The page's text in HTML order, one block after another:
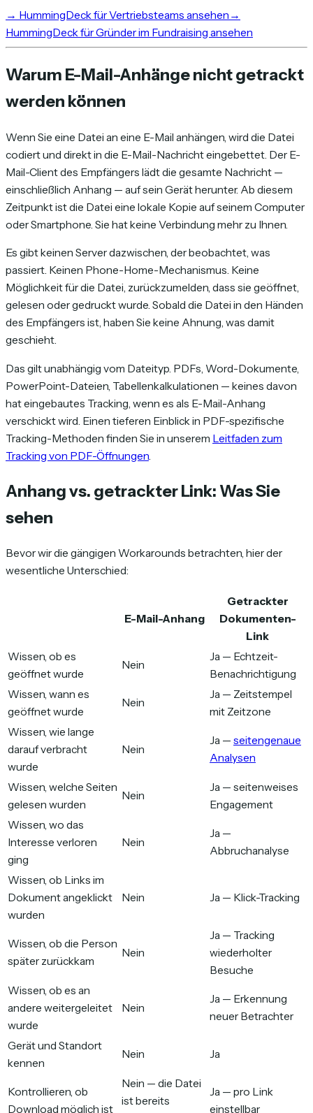
→ HummingDeck für Vertriebsteams ansehen →
HummingDeck für Gründer im Fundraising ansehen
Warum E-Mail-Anhänge nicht getrackt
werden können
Wenn Sie eine Datei an eine E-Mail anhängen, wird die Datei
codiert und direkt in die E-Mail-Nachricht eingebettet. Der E-
Mail-Client des Empfängers lädt die gesamte Nachricht —
einschließlich Anhang — auf sein Gerät herunter. Ab diesem
Zeitpunkt ist die Datei eine lokale Kopie auf seinem Computer
oder Smartphone. Sie hat keine Verbindung mehr zu Ihnen.
Es gibt keinen Server dazwischen, der beobachtet, was
passiert. Keinen Phone-Home-Mechanismus. Keine
Möglichkeit für die Datei, zurückzumelden, dass sie geöffnet,
gelesen oder gedruckt wurde. Sobald die Datei in den Händen
des Empfängers ist, haben Sie keine Ahnung, was damit
geschieht.
Das gilt unabhängig vom Dateityp. PDFs, Word-Dokumente,
PowerPoint-Dateien, Tabellenkalkulationen — keines davon
hat eingebautes Tracking, wenn es als E-Mail-Anhang
verschickt wird. Einen tieferen Einblick in PDF-spezifische
Tracking-Methoden finden Sie in unserem Leitfaden zum
Tracking von PDF-Öffnungen
Anhang vs. getrackter Link: Was Sie
sehen
Bevor wir die gängigen Workarounds betrachten, hier der
wesentliche Unterschied:
E-Mail-Anhang
Getrackter
Dokumenten-
Link
Wissen, ob es
geöffnet wurde
Nein
Ja — Echtzeit-
Benachrichtigung
Wissen, wann es
geöffnet wurde
Nein
Ja — Zeitstempel
mit Zeitzone
Wissen, wie lange
darauf verbracht
wurde
Nein
Ja — seitengenaue
Analysen
Wissen, welche Seiten
gelesen wurden
Nein
Ja — seitenweises
Engagement
Wissen, wo das
Interesse verloren
ging
Nein
Ja —
Abbruchanalyse
Wissen, ob Links im
Dokument angeklickt
wurden
Nein Ja — Klick-Tracking
Wissen, ob die Person
später zurückkam
Nein
Ja — Tracking
wiederholter
Besuche
Wissen, ob es an
andere weitergeleitet
wurde
Nein
Ja — Erkennung
neuer Betrachter
Gerät und Standort
kennen
Nein Ja
Kontrollieren, ob
Download möglich ist
Nein — die Datei
ist bereits
Ja — pro Link
einstellbar